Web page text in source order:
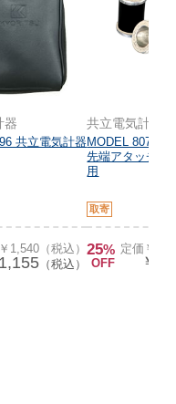
器
共立電気計器
1,540（税込）
（税込）
共立電気計器
MODEL 8077
先端アタッチメ
用
取寄
25%
OFF
定価￥
￥